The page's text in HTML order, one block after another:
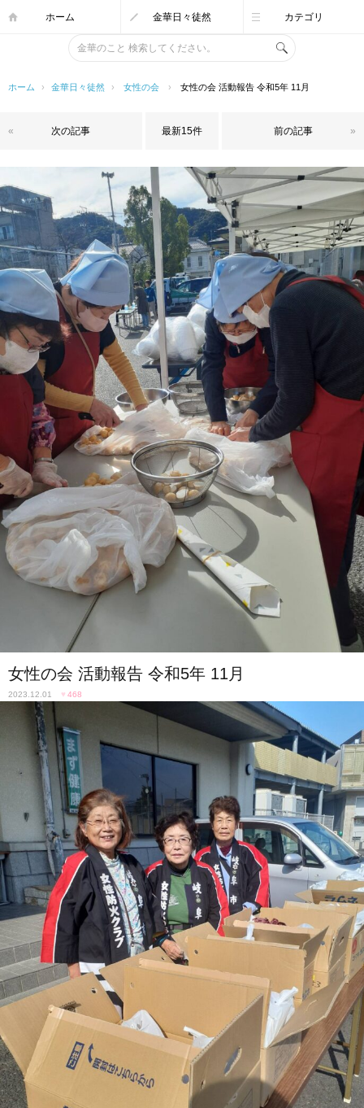
ホーム 金華日々徒然 カテゴリ
ホーム › 金華日々徒然 › 女性の会 › 女性の会 活動報告 令和5年 11月
次の記事
« 最新15件 前の記事 »
女性の会 活動報告 令和5年 11月
2023.12.01 ♥ 468